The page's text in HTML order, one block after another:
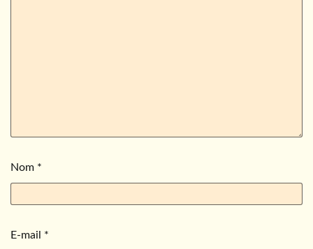
Nom *
E-mail *